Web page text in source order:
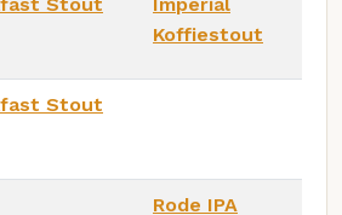
Koffiestout
Stout
Rode IPA